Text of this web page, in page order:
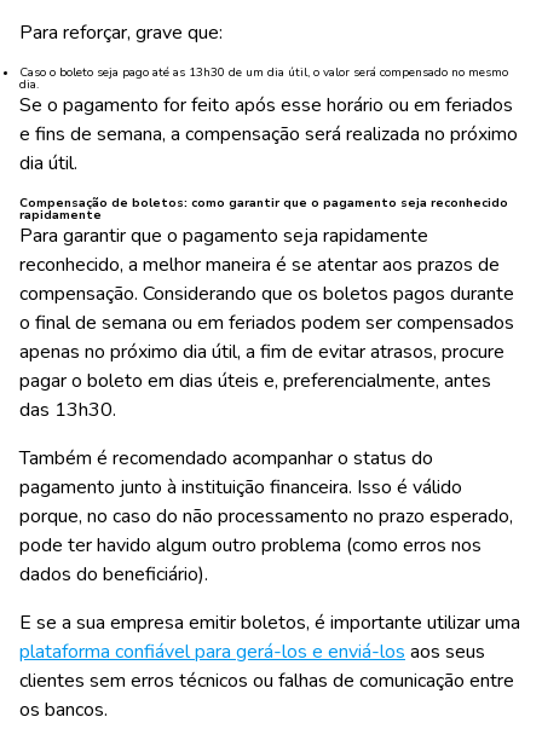
Para reforçar, grave que:
Caso o boleto seja pago até as 13h30 de um dia útil, o valor será compensado no mesmo
dia.
Se o pagamento for feito após esse horário ou em feriados
e fins de semana, a compensação será realizada no próximo
dia útil.
Compensação de boletos: como garantir que o pagamento seja reconhecido
rapidamente
Para garantir que o pagamento seja rapidamente
reconhecido, a melhor maneira é se atentar aos prazos de
compensação. Considerando que os boletos pagos durante
o final de semana ou em feriados podem ser compensados
apenas no próximo dia útil, a fim de evitar atrasos, procure
pagar o boleto em dias úteis e, preferencialmente, antes
das 13h30.
Também é recomendado acompanhar o status do
pagamento junto à instituição financeira. Isso é válido
porque, no caso do não processamento no prazo esperado,
pode ter havido algum outro problema (como erros nos
dados do beneficiário).
E se a sua empresa emitir boletos, é importante utilizar uma
plataforma confiável para gerá-los e enviá-los aos seus
clientes sem erros técnicos ou falhas de comunicação entre
os bancos.